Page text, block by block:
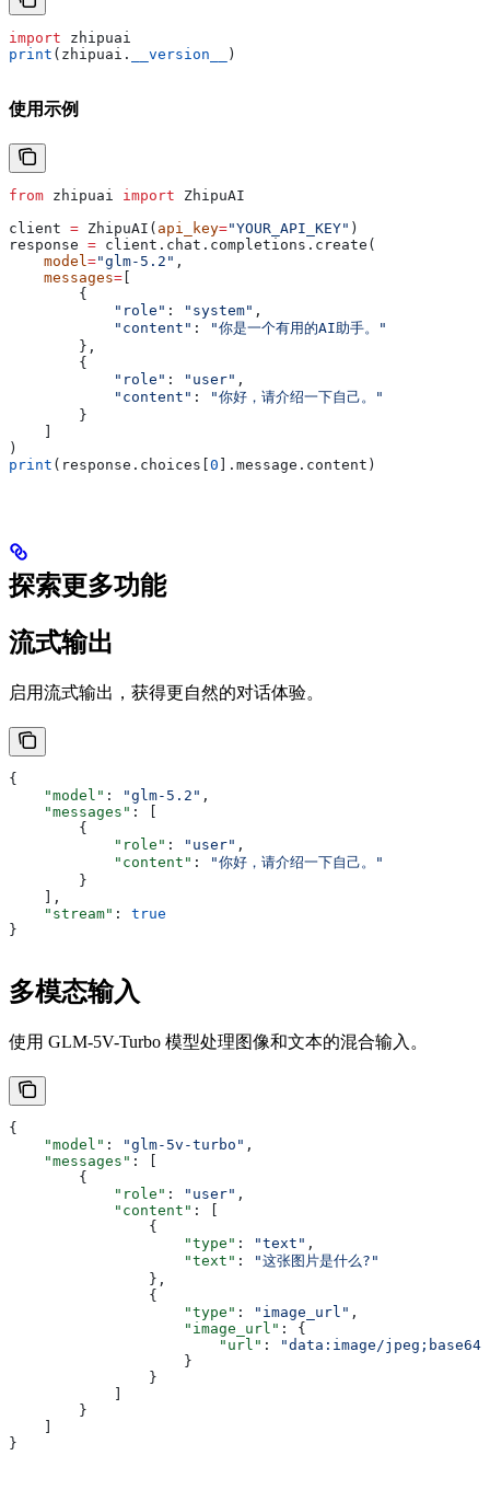
import zhipuai
print (zhipuai. __version__ )
使用示例
from zhipuai import ZhipuAI
client = ZhipuAI( api_key="YOUR_API_KEY" )
response = client.chat.completions.create(
    model
="glm-5.2" ,
    messages
=
        {
            "role"
: "system" ,
            "content"
:
"你是一个有用的AI助手。"
        },
        {
            "role"
: "user" ,
            "content"
:
"你好，请介绍一下自己。"
        }
)
print (response.choices[ 0 ].message.content)
探索更多功能
流式输出
启用流式输出，获得更自然的对话体验。
{
    "model"
: "glm-5.2" ,
    "messages"
: [
        {
            "role"
: "user" ,
            "content"
:
"你好，请介绍一下自己。"
        }
    ],
    "stream"
: true
}
多模态输入
使用 GLM-5V-Turbo 模型处理图像和文本的混合输入。
{
    "model"
: "glm-5v-turbo" ,
    "messages"
: [
        {
            "role"
: "user" ,
            "content"
: [
                {
                    "type"
: "text" ,
                    "text"
:
"这张图片是什么?"
                },
                {
                    "type"
: "image_url" ,
                    "image_url"
: {
                        "url"
:
"data:image/
                    }
                }
        }
}